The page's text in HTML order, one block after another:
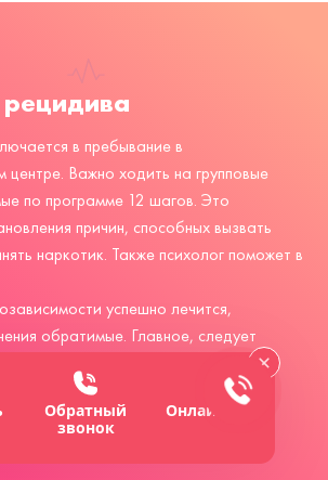
в пребывание в
Важно ходить на групповые
по программе 12 шагов. Это
причин, способных вызвать
наркотик. Также психолог поможет в
успешно лечится,
обратимые. Главное, следует
за помощью. Также нужно пройти
восстановив физиологическое и
Обратный
звонок
Онлайн-чат